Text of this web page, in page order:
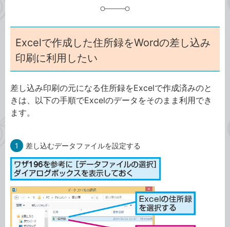
Excelで作成した住所録をWordの差し込み
印刷に利用したい
差し込み印刷の元になる住所録をExcelで作成済みのと
きは、以下の手順でExcelのデータをそのまま利用でき
ます。
1 差し込むデータファイルを設定する